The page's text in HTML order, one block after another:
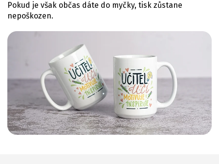
Pokud je však občas dáte do myčky, tisk zůstane
nepoškozen.